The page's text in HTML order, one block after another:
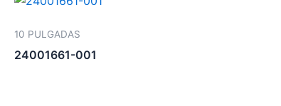
10 PULGADAS
24001661-001